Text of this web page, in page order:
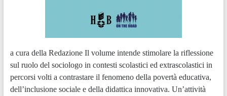
a cura della Redazione Il volume intende stimolare la riflessione
sul ruolo del sociologo in contesti scolastici ed extrascolastici in
percorsi volti a contrastare il fenomeno della povertà educativa,
dell’inclusione sociale e della didattica innovativa. Un’attività